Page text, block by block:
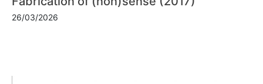
26/03/2026